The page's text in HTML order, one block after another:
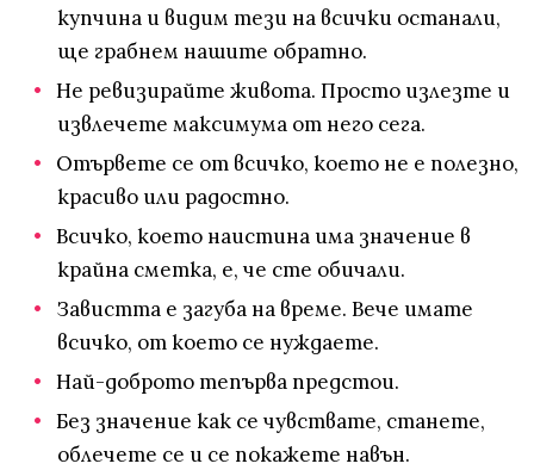
купчина и видим тези на всички останали,
ще грабнем нашите обратно.
Не ревизирайте живота. Просто излезте и
извлечете максимума от него сега.
Отървете се от всичко, което не е полезно,
красиво или радостно.
Всичко, което наистина има значение в
крайна сметка, е, че сте обичали.
Завистта е загуба на време. Вече имате
всичко, от което се нуждаете.
Най-доброто тепърва предстои.
Без значение как се чувствате, станете,
облечете се и се покажете навън.